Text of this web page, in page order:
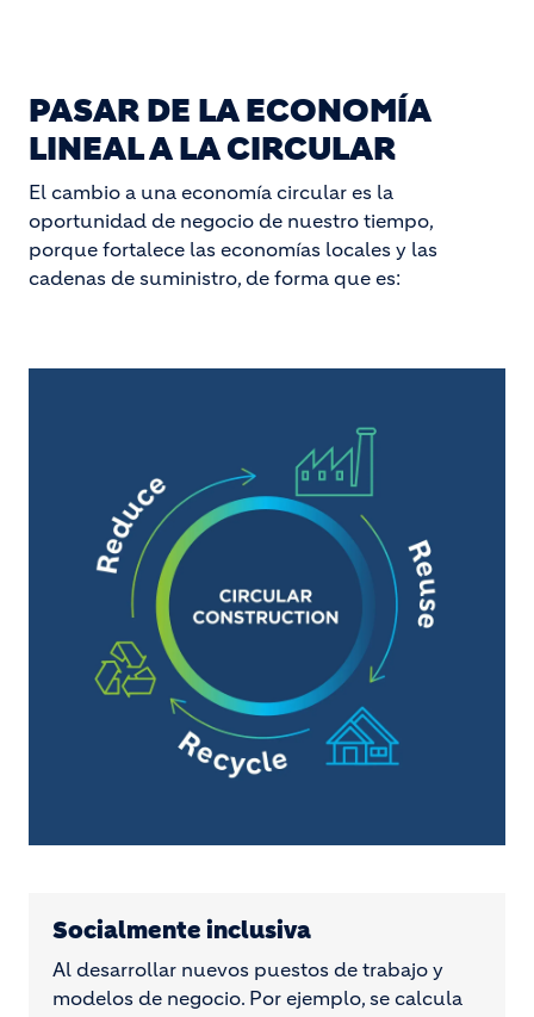
PASAR DE LA ECONOMÍA
LINEAL A LA CIRCULAR
El cambio a una economía circular es la
oportunidad de negocio de nuestro tiempo,
porque fortalece las economías locales y las
cadenas de suministro, de forma que es:
Socialmente inclusiva
Al desarrollar nuevos puestos de trabajo y
modelos de negocio. Por ejemplo, se calcula